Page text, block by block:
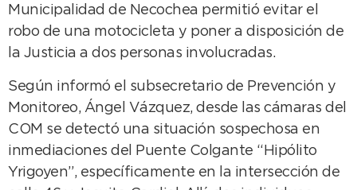
Municipalidad de Necochea permitió evitar el
robo de una motocicleta y poner a disposición de
la Justicia a dos personas involucradas.
Según informó el subsecretario de Prevención y
Monitoreo, Ángel Vázquez, desde las cámaras del
COM se detectó una situación sospechosa en
inmediaciones del Puente Colgante “Hipólito
Yrigoyen”, específicamente en la intersección de